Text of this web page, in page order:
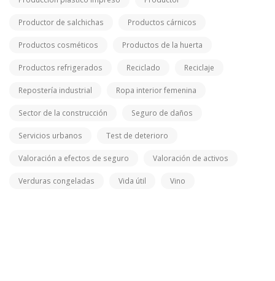
Productor de salchichas Productos cárnicos
Productos cosméticos Productos de la huerta
Productos refrigerados Reciclado Reciclaje
Repostería industrial Ropa interior femenina
Sector de la construcción Seguro de daños
Servicios urbanos Test de deterioro
Valoración a efectos de seguro Valoración de activos
Verduras congeladas Vida útil Vino